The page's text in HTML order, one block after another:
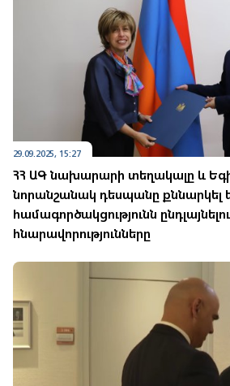
29.09.2025, 15:27
ՀՀ ԱԳ նախարարի տեղակալը և
նորանշանակ դեսպանը քննարկել
համագործակցությունն ընդլայնելու
հնարավորությունները